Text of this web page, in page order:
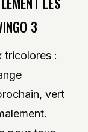
3
tricolores :
vert